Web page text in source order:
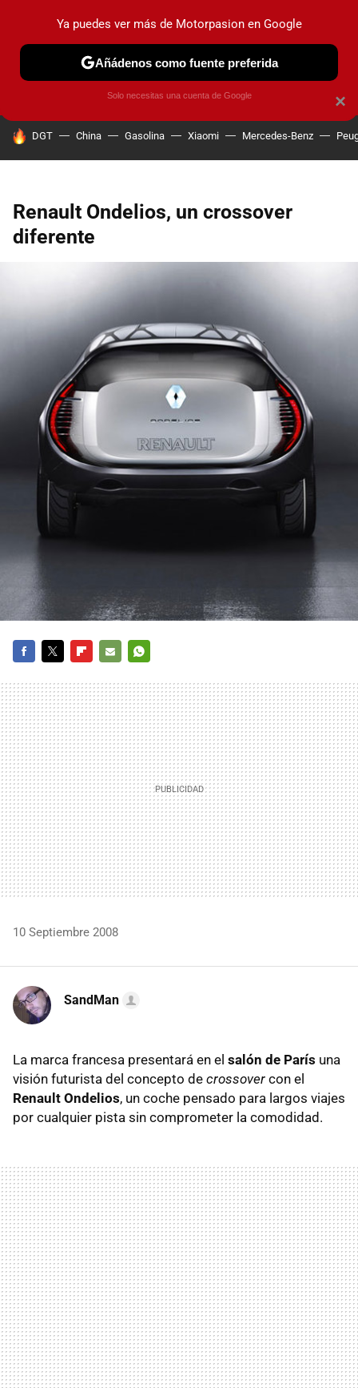
PRUEBAS COCHES ELÉCTRICOS OBSERVATORIO
HOY SE HABLA DE
DGT China Gasolina Xiaomi Mercedes-Benz
Renault Ondelios, un crossover
diferente
MAIL
10 Septiembre 2008
SandMan
La marca francesa presentará en el salón de París una
visión futurista del concepto de crossover con el
Renault Ondelios, un coche pensado para largos viajes
por cualquier pista sin comprometer la comodidad.
×
Ya puedes ver más de Motorpasion en Google
Añádenos como fuente preferida
Solo necesitas una cuenta de Google